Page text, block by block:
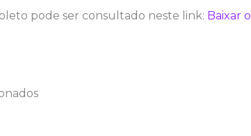
pode ser consultado neste link: Baixar